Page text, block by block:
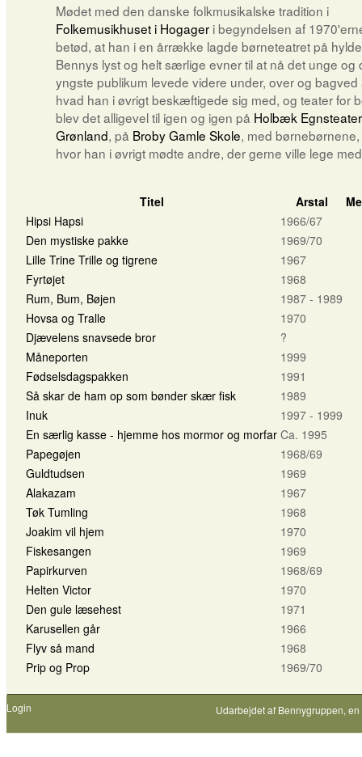
Mødet med den danske folkmusikalske tradition i
Folkemusikhuset i Hogager i begyndelsen af
betød, at han i en årrække lagde børneteatret på
Bennys lyst og helt særlige evner til at nå det unge og
yngste publikum levede videre under, over og bagved
hvad han i øvrigt beskæftigede sig med, og teater for
blev det alligevel til igen og igen på Holbæk Egnsteater
Grønland, på Broby Gamle Skole, med
hvor han i øvrigt mødte andre, der gerne ville lege
Titel Arstal
Hipsi Hapsi
1966/67
Den mystiske pakke
1969/70
Lille Trine Trille og tigrene
1967
Fyrtøjet
1968
Rum, Bum, Bøjen
1987 - 1989
Hovsa og Tralle
1970
Djævelens snavsede bror
?
Måneporten
1999
Fødselsdagspakken
1991
Så skar de ham op som bønder skær fisk
1989
Inuk
1997 - 1999
En særlig kasse - hjemme hos mormor og morfar Ca. 1995
Papegøjen
1968/69
Guldtudsen
1969
Alakazam
1967
Tøk Tumling
1968
Joakim vil hjem
1970
Fiskesangen
1969
Papirkurven
1968/69
Helten Victor
1970
Den gule læsehest
1971
Karusellen går
1966
Flyv så mand
1968
Prip og Prop
1969/70
Login Udarbejdet af Bennygruppen,